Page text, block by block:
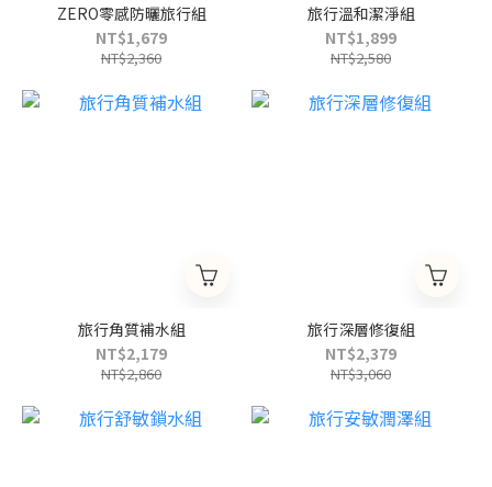
ZERO零感防曬旅行組
NT$1,679
NT$2,360
旅行溫和潔淨組
NT$1,899
NT$2,580
旅行角質補水組
NT$2,179
NT$2,860
旅行深層修復組
NT$2,379
NT$3,060